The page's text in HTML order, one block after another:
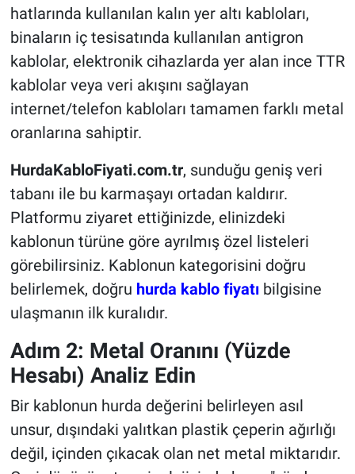
hatlarında kullanılan kalın yer altı kabloları,
binaların iç tesisatında kullanılan antigron
kablolar, elektronik cihazlarda yer alan ince TTR
kablolar veya veri akışını sağlayan
internet/telefon kabloları tamamen farklı metal
oranlarına sahiptir.
HurdaKabloFiyati.com.tr, sunduğu geniş veri
tabanı ile bu karmaşayı ortadan kaldırır.
Platformu ziyaret ettiğinizde, elinizdeki
kablonun türüne göre ayrılmış özel listeleri
görebilirsiniz. Kablonun kategorisini doğru
belirlemek, doğru hurda kablo fiyatıbilgisine
ulaşmanın ilk kuralıdır.
Adım 2: Metal Oranını (Yüzde
Hesabı) Analiz Edin
Bir kablonun hurda değerini belirleyen asıl
unsur, dışındaki yalıtkan plastik çeperin ağırlığı
değil, içinden çıkacak olan net metal miktarıdır.